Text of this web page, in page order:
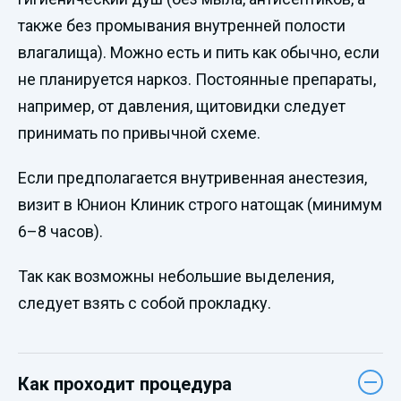
также без промывания внутренней полости
влагалища). Можно есть и пить как обычно, если
не планируется наркоз. Постоянные препараты,
например, от давления, щитовидки следует
принимать по привычной схеме.
Если предполагается внутривенная анестезия,
визит в Юнион Клиник строго натощак (минимум
6–8 часов).
Так как возможны небольшие выделения,
следует взять с собой прокладку.
Как проходит процедура